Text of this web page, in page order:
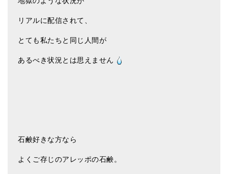
ブログ
特商法の表記
リアルに配信されて、
とても私たちと同じ人間が
あるべき状況とは思えません
石鹸好きな方なら
よくご存じのアレッポの石鹸。